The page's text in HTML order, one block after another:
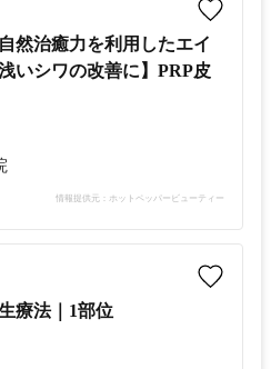
然治癒力を利用したエイ
いシワの改善に】PRP皮
情報提供元：ホットペッパービューティー
療法｜1部位